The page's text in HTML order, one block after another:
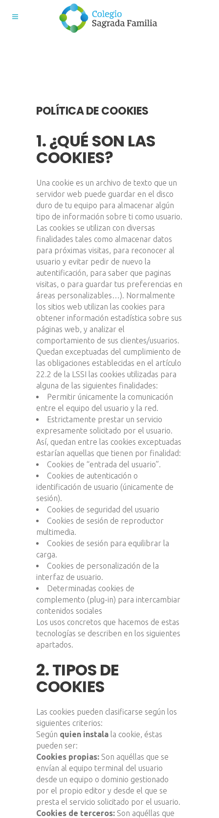
POLÍTICA DE COOKIES
1. ¿QUÉ SON LAS
COOKIES?
Una cookie es un archivo de texto que un
servidor web puede guardar en el disco
duro de tu equipo para almacenar algún
tipo de información sobre ti como usuario.
Las cookies se utilizan con diversas
finalidades tales como almacenar datos
para próximas visitas, para reconocer al
usuario y evitar pedir de nuevo la
autentificación, para saber que paginas
visitas, o para guardar tus preferencias en
áreas personalizables…). Normalmente
los sitios web utilizan las cookies para
obtener información estadística sobre sus
páginas web, y analizar el
comportamiento de sus clientes/usuarios.
Quedan exceptuadas del cumplimiento de
las obligaciones establecidas en el artículo
22.2 de la LSSI las cookies utilizadas para
alguna de las siguientes finalidades:
Permitir únicamente la comunicación
entre el equipo del usuario y la red.
Estrictamente prestar un servicio
expresamente solicitado por el usuario.
Así, quedan entre las cookies exceptuadas
estarían aquellas que tienen por finalidad:
Cookies de “entrada del usuario”.
Cookies de autenticación o
identificación de usuario (únicamente de
sesión).
Cookies de seguridad del usuario
Cookies de sesión de reproductor
multimedia.
Cookies de sesión para equilibrar la
carga.
Cookies de personalización de la
interfaz de usuario.
Determinadas cookies de
complemento (plug-in) para intercambiar
contenidos sociales
Los usos concretos que hacemos de estas
tecnologías se describen en los siguientes
apartados.
2. TIPOS DE
COOKIES
Las cookies pueden clasificarse según los
siguientes criterios:
Según quien instala la cookie, éstas
pueden ser:
Cookies propias: Son aquéllas que se
envían al equipo terminal del usuario
desde un equipo o dominio gestionado
por el propio editor y desde el que se
presta el servicio solicitado por el usuario.
Cookies de terceros: Son aquéllas que